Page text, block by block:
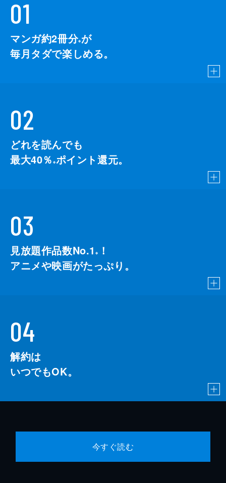
01
マンガ約2冊分※が
毎月タダで楽しめる。
02
どれを読んでも
最大40％ ※ポイント還元。
03
見放題作品数No.1 ※
！
アニメや映画がたっぷり。
04
解約は
いつでもOK。
今すぐ読む